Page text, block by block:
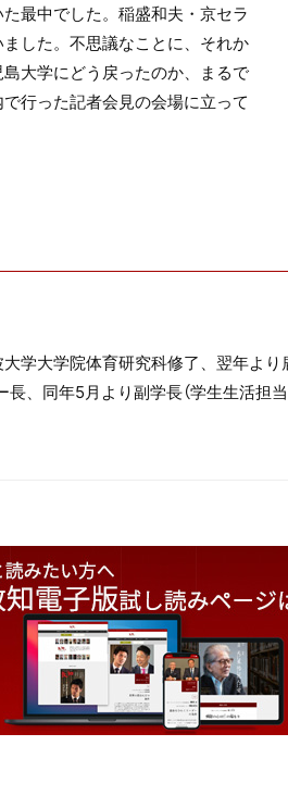
最中でした。稲盛和夫・京セラ
した。不思議なことに、それか
大学にどう戻ったのか、まるで
行った記者会見の会場に立って
大学院体育研究科修了、翌年よ
、同年5月より副学長（学生生活担